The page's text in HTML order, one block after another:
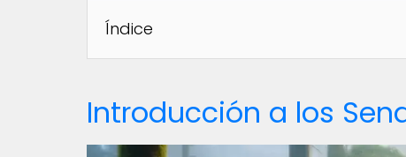
Índice
Introducción a los